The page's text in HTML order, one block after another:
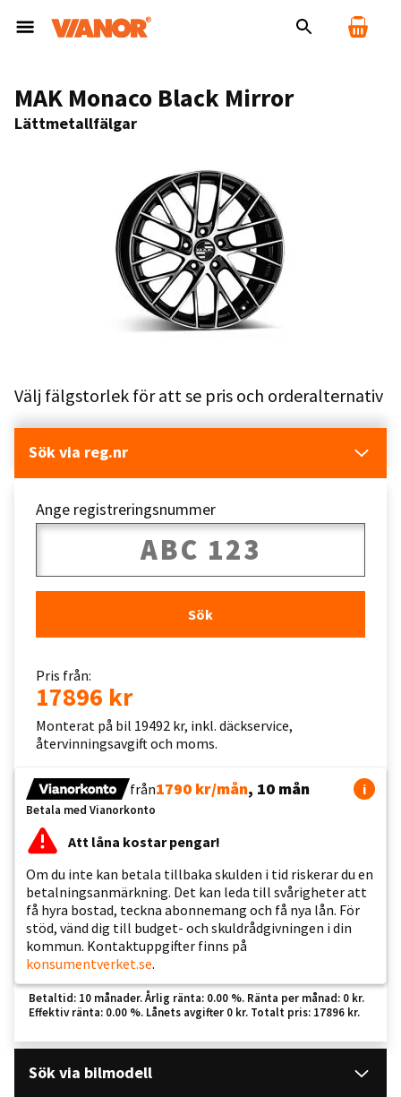
MAK Monaco Black Mirror
Lättmetallfälgar
Välj fälgstorlek för att se pris och orderalternativ
Sök via reg.nr
Ange registreringsnummer
Sök
Pris från:
17896 kr
Monterat på bil 19492 kr, inkl. däckservice,
återvinningsavgift och moms.
från1790 kr/mån, 10 mån i
Betala med Vianorkonto
Att låna kostar pengar!
Om du inte kan betala tillbaka skulden i tid riskerar du en
betalningsanmärkning. Det kan leda till svårigheter att
få hyra bostad, teckna abonnemang och få nya lån. För
stöd, vänd dig till budget- och skuldrådgivningen i din
kommun. Kontaktuppgifter finns på
konsumentverket.se.
Betaltid: 10 månader. Årlig ränta: 0.00 %. Ränta per månad: 0 kr.
Effektiv ränta: 0.00 %. Lånets avgifter 0 kr. Totalt pris: 17896 kr.
Sök via bilmodell